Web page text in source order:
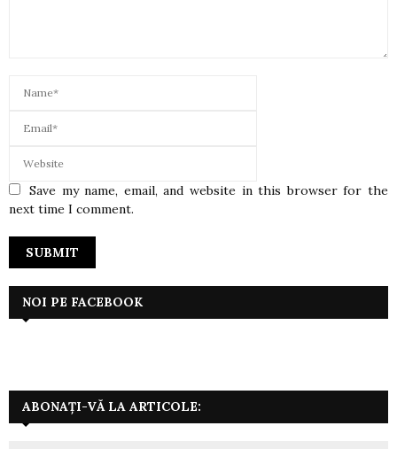
Save my name, email, and website in this browser for the
next time I comment.
NOI PE FACEBOOK
ABONAȚI-VĂ LA ARTICOLE: